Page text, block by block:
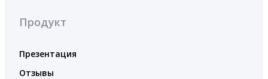
Продукт
Презентация
Отзывы